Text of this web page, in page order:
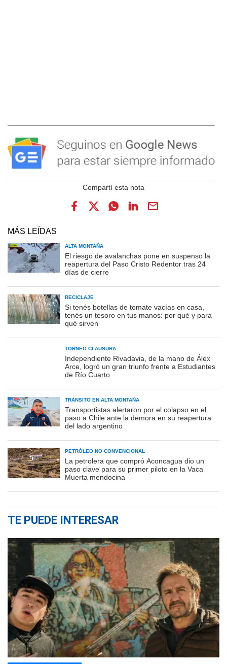
MÁS LEÍDAS
ALTA MONTAÑA
El riesgo de avalanchas pone en suspenso la
reapertura del Paso Cristo Redentor tras 24
días de cierre
RECICLAJE
Si tenés botellas de tomate vacías en casa,
tenés un tesoro en tus manos: por qué y para
qué sirven
TORNEO CLAUSURA
Independiente Rivadavia, de la mano de Álex
Arce, logró un gran triunfo frente a Estudiantes
de Río Cuarto
TRÁNSITO EN ALTA MONTAÑA
Transportistas alertaron por el colapso en el
paso a Chile ante la demora en su reapertura
del lado argentino
PETRÓLEO NO CONVENCIONAL
La petrolera que compró Aconcagua dio un
paso clave para su primer piloto en la Vaca
Muerta mendocina
TE PUEDE INTERESAR